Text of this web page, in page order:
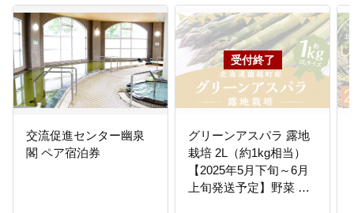
業などに活用させていただきま
す。
06
その他まちづくりに資する事業
まちの観光パンフレット、ポスタ
ー作製、コックリ湖散策道整備な
交流促進センター幽泉
閣 ペア宿泊券
グリーンアスパラ 露地
栽培 2L（約1kg相当）
【2025年5月下旬～6月
上旬発送予定】野菜 ア